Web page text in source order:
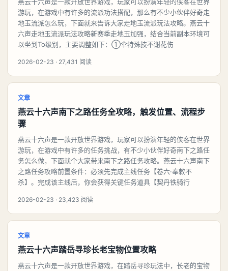
游玩，在游戏中有许多的流派功法搭配，那么有不少小伙伴好奇走
地玉流派怎么玩，下面就来告诉大家走地玉流派玩法攻略。燕云十
六声走地玉流派玩法攻略新赛季走地玉加强，结合当前副本环境可
以坐到To级别，主要调整如下：①伞特殊技不谢花伤
2026-02-23 · 27,431 阅读
文章
燕云十六声南下之路任务全攻略，触发位置、流程步
骤
燕云十六声是一款开放世界游戏，玩家可以扮演年轻的侠客在世界
游玩，在游戏中有许多的任务挑战，有不少小伙伴好奇南下之路任
务怎么做，下面就个大家带来南下之路任务攻略。燕云十六声南下
之路任务攻略前置条件：必须先完成主线任务【卷六·奉敕不
杀】。完成该主线后，你会获得关键任务道具【契丹铁骑行
2026-02-23 · 23,423 阅读
文章
燕云十六声踏岳寻珍长老宝物位置攻略
燕云十六声是一款开放世界游戏，在踏岳寻珍玩法中，长老的宝物